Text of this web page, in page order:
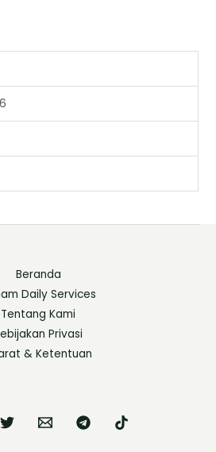
Beranda
Daily Services
Tentang Kami
Privasi
& Ketentuan